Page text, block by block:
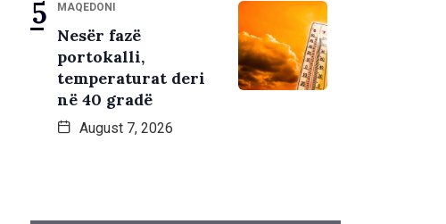
MAQEDONI
Nesër fazë
portokalli,
temperaturat deri
në 40 gradë
August 7, 2026